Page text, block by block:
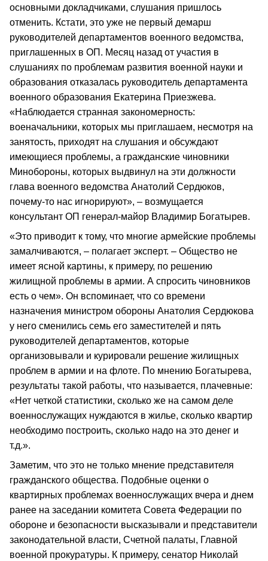
основными докладчиками, слушания пришлось
отменить. Кстати, это уже не первый демарш
руководителей департаментов военного ведомства,
приглашенных в ОП. Месяц назад от участия в
слушаниях по проблемам развития военной науки и
образования отказалась руководитель департамента
военного образования Екатерина Приезжева.
«Наблюдается странная закономерность:
военачальники, которых мы приглашаем, несмотря на
занятость, приходят на слушания и обсуждают
имеющиеся проблемы, а гражданские чиновники
Минобороны, которых выдвинул на эти должности
глава военного ведомства Анатолий Сердюков,
почему-то нас игнорируют», – возмущается
консультант ОП генерал-майор Владимир Богатырев.
«Это приводит к тому, что многие армейские проблемы
замалчиваются, – полагает эксперт. – Общество не
имеет ясной картины, к примеру, по решению
жилищной проблемы в армии. А спросить чиновников
есть о чем». Он вспоминает, что со времени
назначения министром обороны Анатолия Сердюкова
у него сменились семь его заместителей и пять
руководителей департаментов, которые
организовывали и курировали решение жилищных
проблем в армии и на флоте. По мнению Богатырева,
результаты такой работы, что называется, плачевные:
«Нет четкой статистики, сколько же на самом деле
военнослужащих нуждаются в жилье, сколько квартир
необходимо построить, сколько надо на это денег и
т.д.».
Заметим, что это не только мнение представителя
гражданского общества. Подобные оценки о
квартирных проблемах военнослужащих вчера и днем
ранее на заседании комитета Совета Федерации по
обороне и безопасности высказывали и представители
законодательной власти, Счетной палаты, Главной
военной прокуратуры. К примеру, сенатор Николай